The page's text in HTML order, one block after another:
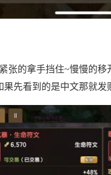
张的拿手挡住~慢慢的
果先看到的是中文那就